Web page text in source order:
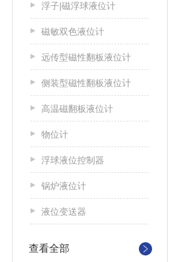
浮子|磁浮球液位计
磁敏双色液位计
远传型磁性翻板液位计
侧装型磁性翻板液位计
高温磁翻板液位计
物位计
浮球液位控制器
锅炉液位计
液位变送器
查看全部